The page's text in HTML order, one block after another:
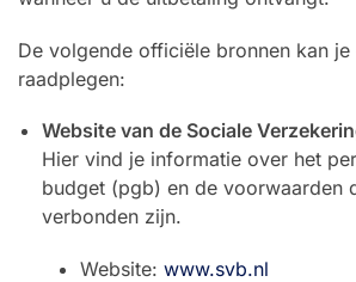
De volgende officiële bronnen kan
raadplegen:
Website van de Sociale
Hier vind je informatie over het
budget (pgb) en de voorwaarden
verbonden zijn.
Website: www.svb.nl